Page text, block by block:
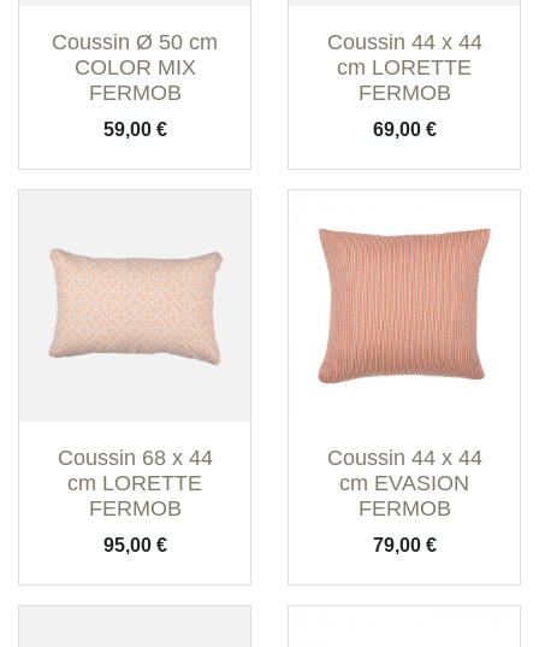
Coussin Ø 50 cm
COLOR MIX
FERMOB
Prix
59,00 €
Coussin 44 x 44
cm LORETTE
FERMOB
Prix
69,00 €
Coussin 68 x 44
cm LORETTE
FERMOB
Prix
95,00 €
Coussin 44 x 44
cm EVASION
FERMOB
Prix
79,00 €